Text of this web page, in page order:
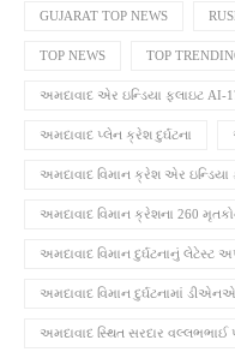
GUJARAT TOP NEWS
TOP NEWS TOP
અમદાવાદ એર ઇન્ડિયા ફ્લાઇટ AI-
અમદાવાદ પ્લેન ક્રેશ દુર્ઘટના
અમદાવાદ વિમાન ક્રેશ એર ઇન્ડિયા
અમદાવાદ વિમાન ક્રેશના 260
અમદાવાદ વિમાન દુર્ઘટનાનું લેટેસ્ટ
અમદાવાદ વિમાન દુર્ઘટનામાં
અમદાવાદ સ્થિત સરદાર